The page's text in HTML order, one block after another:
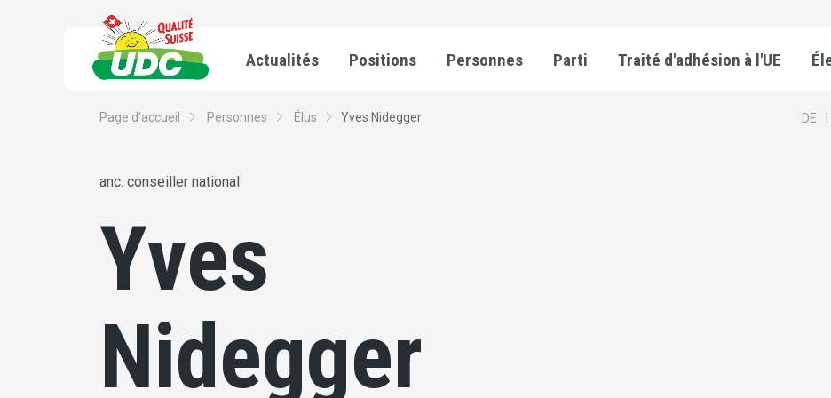
Actualités Positions Personnes Parti Traité d'adhésion à l'UE
Page d’accueil Personnes Élus Yves Nidegger DE
anc. conseiller national
Yves
Nidegger